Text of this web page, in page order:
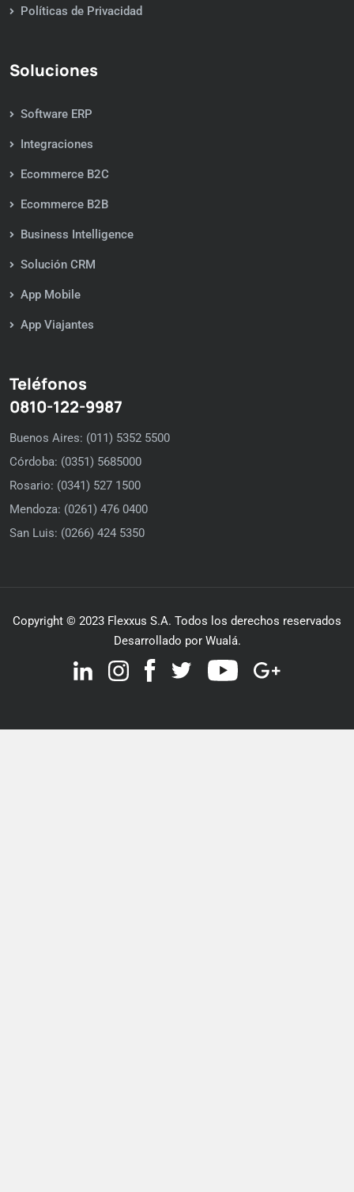
Políticas de Privacidad
Soluciones
Software ERP
Integraciones
Ecommerce B2C
Ecommerce B2B
Business Intelligence
Solución CRM
App Mobile
App Viajantes
Teléfonos
0810-122-9987
Buenos Aires: (011) 5352 5500
Córdoba: (0351) 5685000
Rosario: (0341) 527 1500
Mendoza: (0261) 476 0400
San Luis: (0266) 424 5350
Copyright © 2023 Flexxus S.A. Todos los derechos reservados
Desarrollado por Wualá.